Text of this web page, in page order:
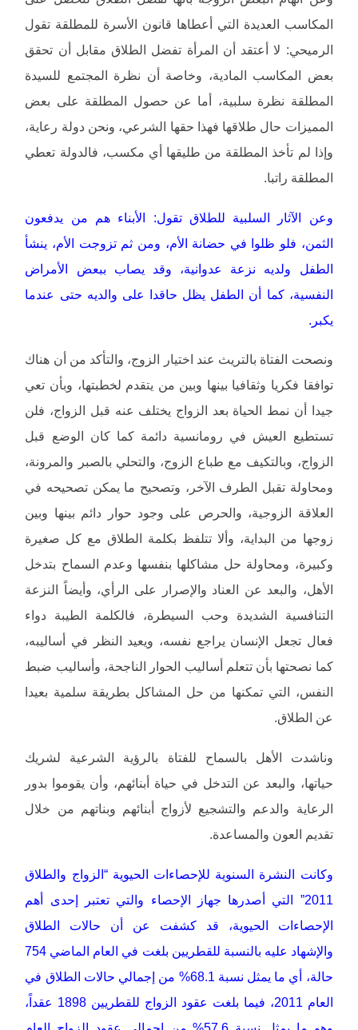
المكاسب العديدة التي أعطاها قانون الأسرة للمطلقة تقول
الرميحي: لا أعتقد أن المرأة تفضل الطلاق مقابل أن تحقق
بعض المكاسب المادية، وخاصة أن نظرة المجتمع للسيدة
المطلقة نظرة سلبية، أما عن حصول المطلقة على بعض
المميزات حال طلاقها فهذا حقها الشرعي، ونحن دولة رعاية،
وإذا لم تأخذ المطلقة من طليقها أي مكسب، فالدولة تعطي
المطلقة راتبا.
وعن الآثار السلبية للطلاق تقول: الأبناء هم من يدفعون
الثمن، فلو ظلوا في حضانة الأم، ومن ثم تزوجت الأم، ينشأ
الطفل ولديه نزعة عدوانية، وقد يصاب ببعض الأمراض
النفسية، كما أن الطفل يظل حاقدا على والديه حتى عندما
يكبر.
ونصحت الفتاة بالتريث عند اختيار الزوج، والتأكد من أن هناك
توافقا فكريا وثقافيا بينها وبين من يتقدم لخطبتها، وبأن تعي
جيدا أن نمط الحياة بعد الزواج يختلف عنه قبل الزواج، فلن
تستطيع العيش في رومانسية دائمة كما كان الوضع قبل
الزواج، وبالتكيف مع طباع الزوج، والتحلي بالصبر والمرونة،
ومحاولة تقبل الطرف الآخر، وتصحيح ما يمكن تصحيحه في
العلاقة الزوجية، والحرص على وجود حوار دائم بينها وبين
زوجها من البداية، وألا تتلفظ بكلمة الطلاق مع كل صغيرة
وكبيرة، ومحاولة حل مشاكلها بنفسها وعدم السماح بتدخل
الأهل، والبعد عن العناد والإصرار على الرأي، وأيضاً النزعة
التنافسية الشديدة وحب السيطرة، فالكلمة الطيبة دواء
فعال تجعل الإنسان يراجع نفسه، ويعيد النظر في أساليبه،
كما نصحتها بأن تتعلم أساليب الحوار الناجحة، وأساليب ضبط
النفس، التي تمكنها من حل المشاكل بطريقة سلمية بعيدا
عن الطلاق.
وناشدت الأهل بالسماح للفتاة بالرؤية الشرعية لشريك
حياتها، والبعد عن التدخل في حياة أبنائهم، وأن يقوموا بدور
الرعاية والدعم والتشجيع لأزواج أبنائهم وبناتهم من خلال
تقديم العون والمساعدة.
وكانت النشرة السنوية للإحصاءات الحيوية “الزواج والطلاق
2011” التي أصدرها جهاز الإحصاء والتي تعتبر إحدى أهم
الإحصاءات الحيوية، قد كشفت عن أن حالات الطلاق
والإشهاد عليه بالنسبة للقطريين بلغت في العام الماضي 754
حالة، أي ما يمثل نسبة 68.1% من إجمالي حالات الطلاق في
العام 2011، فيما بلغت عقود الزواج للقطريين 1898 عقداً،